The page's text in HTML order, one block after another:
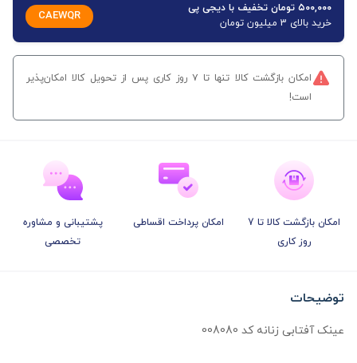
۵۰۰,۰۰۰ تومان تخفیف با دیجی پی
خرید بالای 3 میلیون تومان
CAEWQR
امکان بازگشت کالا تنها تا ۷ روز کاری پس از تحویل کالا امکان‌پذیر
است!
امکان بازگشت کالا تا 7
روز کاری
امکان پرداخت اقساطی
پشتیبانی و مشاوره
تخصصی
توضیحات
عینک آفتابی زنانه کد 008080